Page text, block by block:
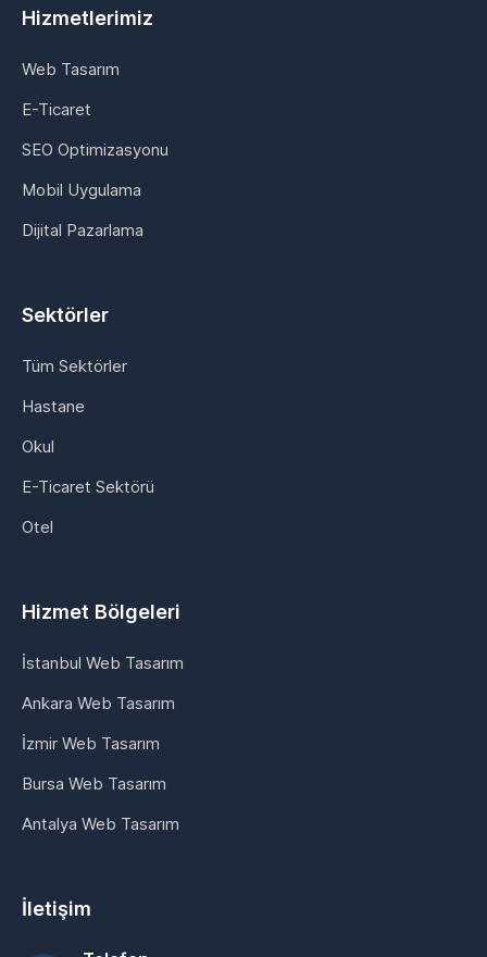
Hizmetlerimiz
Web Tasarım
E-Ticaret
SEO Optimizasyonu
Mobil Uygulama
Dijital Pazarlama
Sektörler
Tüm Sektörler
Hastane
Okul
E-Ticaret Sektörü
Otel
Hizmet Bölgeleri
İstanbul Web Tasarım
Ankara Web Tasarım
İzmir Web Tasarım
Bursa Web Tasarım
Antalya Web Tasarım
İletişim